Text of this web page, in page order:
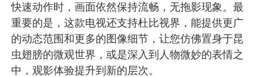
快速动作时，画面依然保持流畅，无拖影现象。最
重要的是，这款电视还支持杜比视界，能提供更广
的动态范围和更多的图像细节，让您仿佛置身于昆
虫翅膀的微观世界，或是深入到人物微妙的表情之
中，观影体验提升到新的层次。